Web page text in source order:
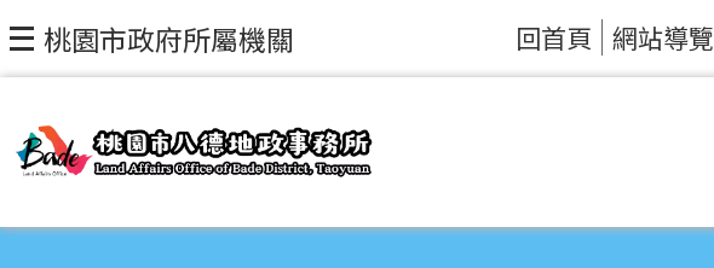
桃園市政府所屬機關 回首頁 網站導覽